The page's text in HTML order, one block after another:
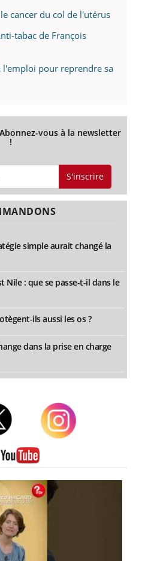
cancer du col de l'utérus
tabac de François
l'emploi pour reprendre sa
vous à la newsletter
!
S'inscrire
simple aurait changé la
Nile : que se passe-t-il dans le
ils aussi les os ?
dans la prise en charge